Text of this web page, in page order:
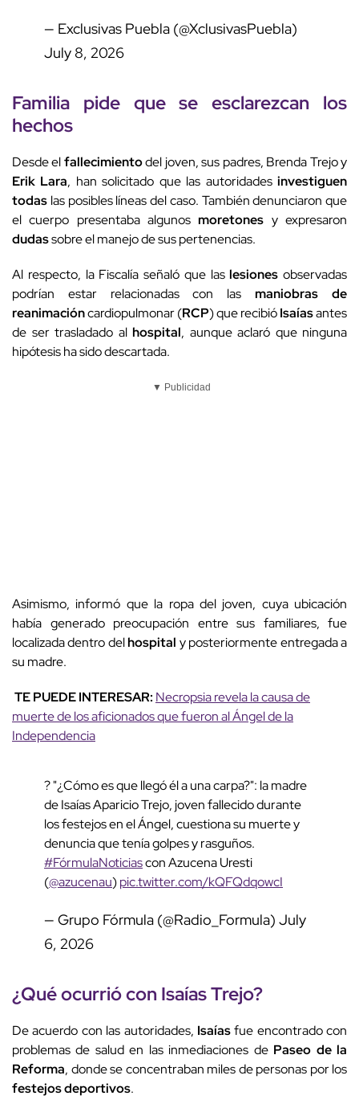
— Exclusivas Puebla (@XclusivasPuebla)
July 8, 2026
Familia pide que se esclarezcan los
hechos
Desde elfallecimientodel joven, sus padres, Brenda Trejo y
Erik Lara, han solicitado que las autoridadesinvestiguen
todas las posibles líneas del caso. También denunciaron que
el cuerpo presentaba algunosmoretones y expresaron
dudassobre el manejo de sus pertenencias.
Al respecto, la Fiscalía señaló que laslesiones observadas
podrían estar relacionadas con lasmaniobras de
reanimacióncardiopulmonar (RCP) que recibióIsaíasantes
de ser trasladado al hospital, aunque aclaró que ninguna
hipótesis ha sido descartada.
▼ Publicidad
Asimismo, informó que la ropa del joven, cuya ubicación
había generado preocupación entre sus familiares, fue
localizada dentro delhospital y posteriormente entregada a
su madre.
TE PUEDE INTERESAR: Necropsia revela la causa de
muerte de los aficionados que fueron al Ángel de la
Independencia
? "¿Cómo es que llegó él a una carpa?": la madre
de Isaías Aparicio Trejo, joven fallecido durante
los festejos en el Ángel, cuestiona su muerte y
denuncia que tenía golpes y rasguños.
#FórmulaNoticiascon Azucena Uresti
(@azucenau)pic.twitter.com/kQFQdqowcI
— Grupo Fórmula (@Radio_Formula) July
6, 2026
¿Qué ocurrió con IsaíasTrejo?
De acuerdo con las autoridades, Isaíasfue encontrado con
problemas de salud en las inmediaciones de Paseo de la
Reforma, donde se concentraban miles de personas por los
festejos deportivos.